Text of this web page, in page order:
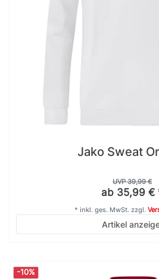
Jako Sweat
UVP 39,99 €
ab 35,99 €
Artikel
* inkl. ges. MwSt.zzgl.
-10%